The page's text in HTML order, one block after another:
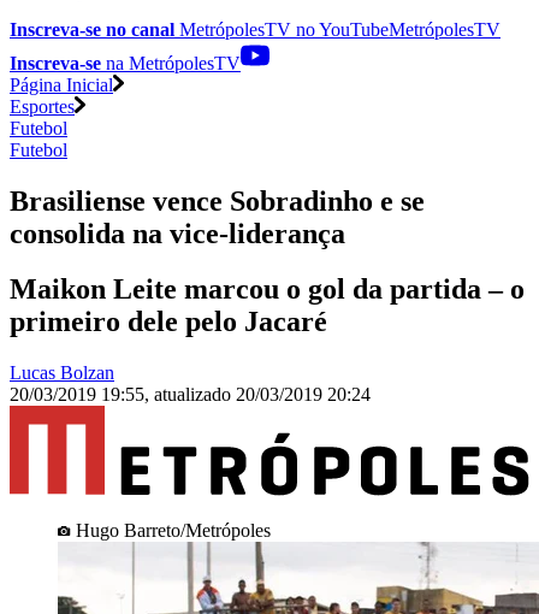
Inscreva-se no canal MetrópolesTV noYouTubeMetrópolesTV
Inscreva-se na MetrópolesTV
Página Inicial
Esportes
Futebol
Futebol
Brasiliense vence Sobradinho e se
consolida na vice-liderança
Maikon Leite marcou o gol da partida – o
primeiro dele pelo Jacaré
Lucas Bolzan
20/03/2019 19:55, atualizado 20/03/2019 20:24
Hugo Barreto/Metrópoles